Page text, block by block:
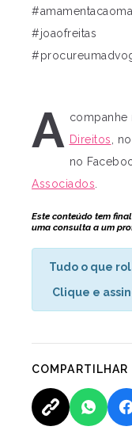
#joaofreitas
A companhe
Direitos,
no
Associados.
Este conteúdo tem
uma consulta a um
Tudo o que
Clique e
COMPARTILHAR